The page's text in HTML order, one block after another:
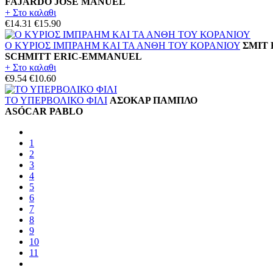
+ Στο καλαθι
€14.31 €15.90
Ο ΚΥΡΙΟΣ ΙΜΠΡΑΗΜ ΚΑΙ ΤΑ ΑΝΘΗ ΤΟΥ ΚΟΡΑΝΙΟΥ ΣΜΙΤ
SCHMITT ERIC-EMMANUEL
+ Στο καλαθι
€9.54 €10.60
ΤΟ ΥΠΕΡΒΟΛΙΚΟ ΦΙΛΙ ΑΣΟΚΑΡ ΠΑΜΠΛΟ
ASÓCAR PABLO
1
2
3
4
5
6
7
8
9
10
11